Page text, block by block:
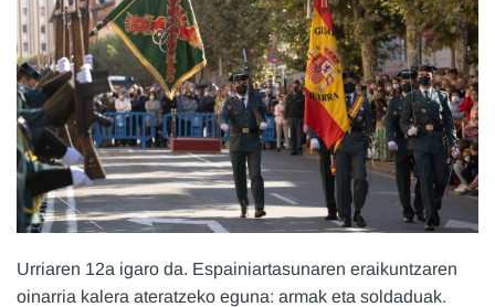
Urriaren 12a igaro da. Espainiartasunaren eraikuntzaren
oinarria kalera ateratzeko eguna: armak eta soldaduak.